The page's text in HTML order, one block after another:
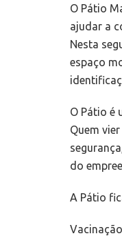
O Pátio
ajudar a
Nesta
espaço
O Pátio é
Quem
do
A Pátio